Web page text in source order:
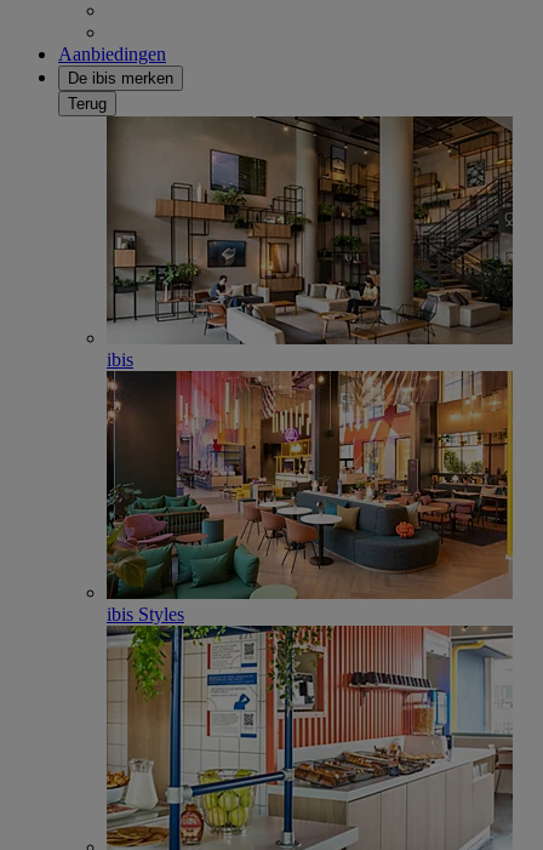
Aanbiedingen
De ibis merken
Terug
ibis
ibis Styles